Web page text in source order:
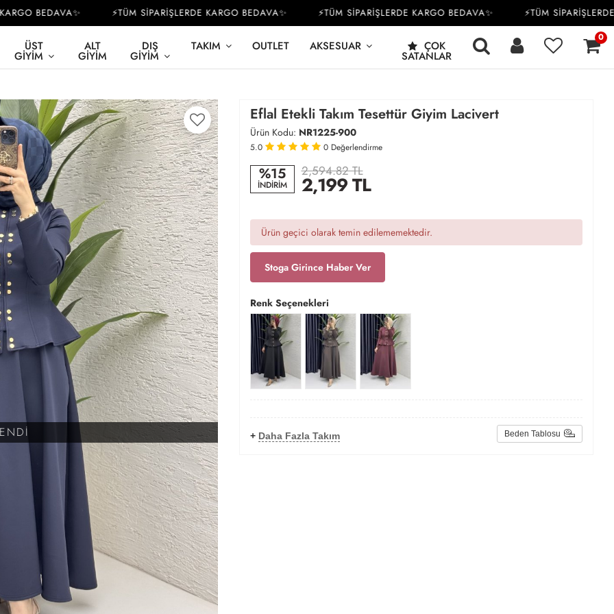
BEDAVA✨ ⚡TÜM SİPARİŞLERDE KARGO BEDAVA✨ ⚡TÜM SİPARİŞLERDE KARGO BEDAVA✨ ⚡TÜM SİPARİŞLERDE
ÜST
GIYIM
ALT
GIYIM
DIŞ
GIYIM
TAKIM OUTLET AKSESUAR ÇOK
SATANLAR
0
Eflal Etekli Takım Tesettür Giyim Lacivert
Ürün Kodu: NR1225-900
5.0 0 Değerlendirme
%15
İNDİRİM
2,594.82 TL
2,199TL
Ürün geçici olarak temin edilememektedir.
Stoga Girince Haber Ver
Renk Seçenekleri
+ Daha Fazla Takım Beden Tablosu